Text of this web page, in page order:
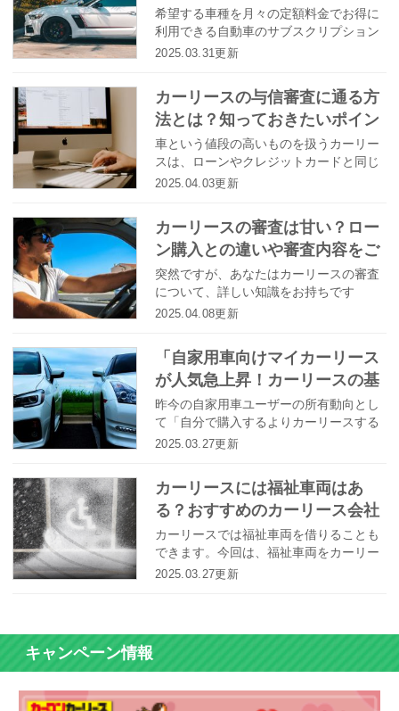
どのように進化しているのかについても
解説します。
評判やサービス内容の違いとは
希望する車種を月々の定額料金でお得に
利用できる自動車のサブスクリプション
サービスとしてカーリースに対する注目
スサービスの提供を開始しています。 数
あるカーリースサービスのなかでも特に
人気が高いと言えるオリックス自動車が
提供するオリックスカーリースとカーコ
ンビニ倶楽部が提供するカーコンカーリ
ースもろコミに注目し、提供されるサー
ビスの内容や評判などを紹介します。
2025.03.31更新
カーリースの与信審査に通る方
法とは？知っておきたいポイン
トまとめ
車という値段の高いものを扱うカーリー
スは、ローンやクレジットカードと同じ
ように審査があります。カーリースには
を足踏みしていませんか？今回は、カー
リースの与信審査に通るための方法や知
っておきたいことについてご紹介しま
す。
2025.04.03更新
カーリースの審査は甘い？ロー
ン購入との違いや審査内容をご
紹介！
突然ですが、あなたはカーリースの審査
について、詳しい知識をお持ちです
か？ 具体的にカーリースとは何かとい
審査内容までを正しく理解し、自分に合
った方法でマイカーを手に入れる方法を
検討していきましょう。
2025.04.08更新
「自家用車向けマイカーリース
が人気急上昇！カーリースの基
本から審査や申込みの流れなど
を詳しくご紹介」
昨今の自家用車ユーザーの所有動向とし
て「自分で購入するよりカーリースする
方が楽！」という考え方が流行になりつ
のシステムとは一体どんなものなのでし
ょうか？ 今回は、人気上昇中のマイカー
リースのシステムやサービス内容、審査
や申し込みの流れ等を詳しく解説してい
きたいと思います。
2025.03.27更新
カーリースには福祉車両はあ
る？おすすめのカーリース会社
をご紹介
カーリースでは福祉車両を借りることも
できます。今回は、福祉車両をカーリー
スするメリットや、福祉車両を利用でき
2025.03.27更新
キャンペーン情報